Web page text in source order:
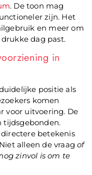
. De toon mag
zijn. Het
en meer om
dag past.
in
positie als
komen
voor uitvoering. De
tijdsgebonden.
betekenis
alleen de vraagof
zinvol is om te